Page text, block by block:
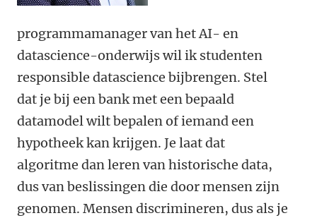
programmamanager van het AI- en
datascience-onderwijs wil ik studenten
responsible datascience bijbrengen. Stel
dat je bij een bank met een bepaald
datamodel wilt bepalen of iemand een
hypotheek kan krijgen. Je laat dat
algoritme dan leren van historische data,
dus van beslissingen die door mensen zijn
genomen. Mensen discrimineren, dus als je